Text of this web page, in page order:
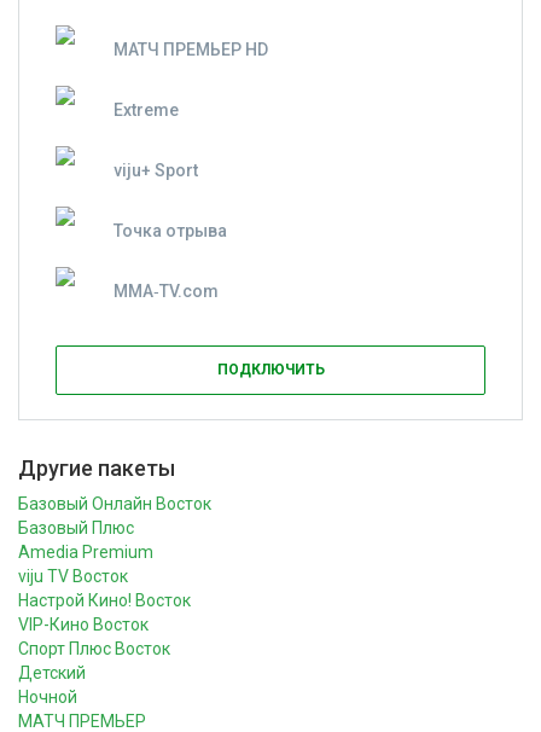
МАТЧ ПРЕМЬЕР HD
Extreme
viju+ Sport
Точка отрыва
MMA‑TV.com
ПОДКЛЮЧИТЬ
Другие пакеты
Базовый Онлайн Восток
Базовый Плюс
Amedia Premium
viju TV Восток
Настрой Кино! Восток
VIP-Кино Восток
Спорт Плюс Восток
Детский
Ночной
МАТЧ ПРЕМЬЕР